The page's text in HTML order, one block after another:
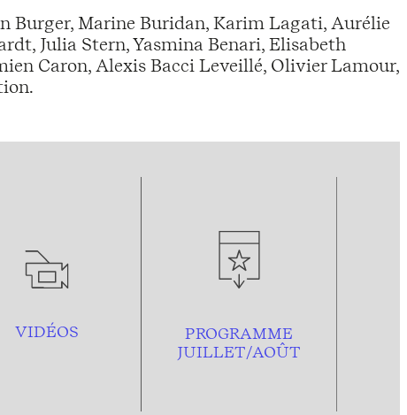
Burger, Marine Buridan, Karim Lagati, Aurélie
Julia Stern, Yasmina Benari, Elisabeth
Caron, Alexis Bacci Leveillé, Olivier Lamour,
VIDÉOS
PROGRAMME
JUILLET/AOÛT